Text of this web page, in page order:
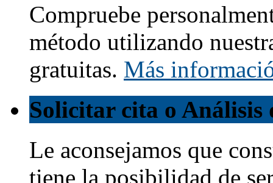
Compruebe
método utilizando
gratuitas. Más
Solicitar cita o Análisis
Le aconsejamos que
tiene la posibilidad de